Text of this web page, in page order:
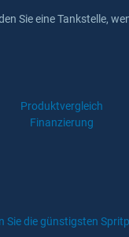
Sie eine Tankstelle,
Produktvergleich
Finanzierung
Sie die günstigsten